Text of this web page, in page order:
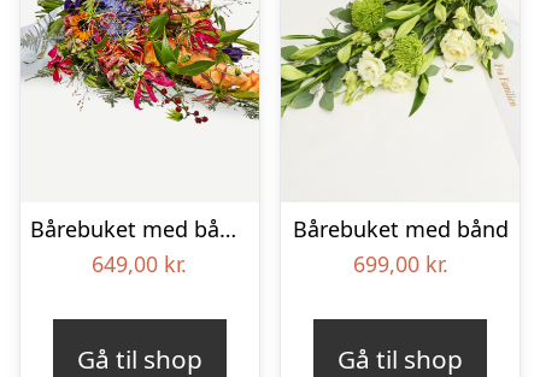
Bårebuket med bånd – Et farverigt farvel
649,00 kr.
Gå til shop
Bårebuket med bånd
699,00 kr.
Gå til shop